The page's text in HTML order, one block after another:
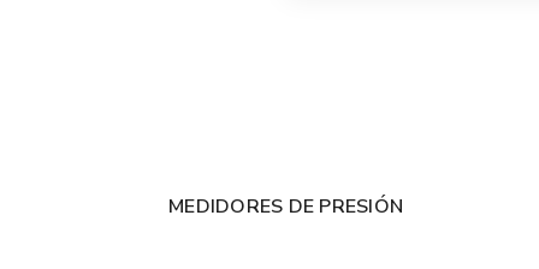
MEDIDORES DE PRESIÓN